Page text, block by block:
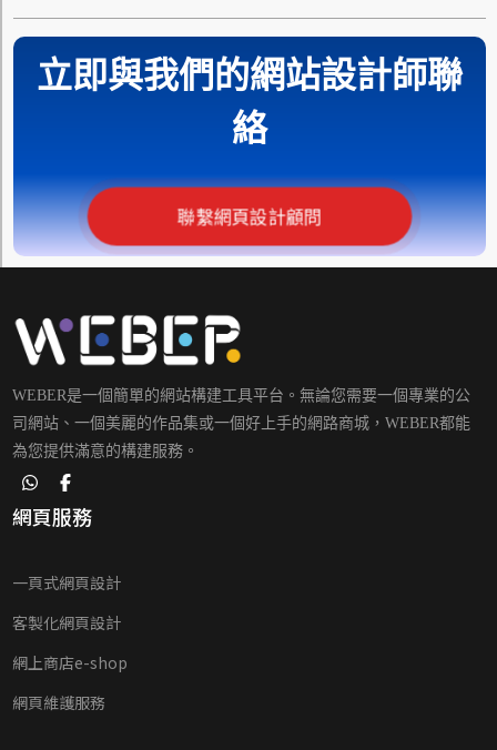
立即與我們的網站設計師聯
絡
聯繫網頁設計顧問
WEBER是一個簡單的網站構建工具平台。無論您需要一個專業的公
司網站、一個美麗的作品集或一個好上手的網路商城，WEBER都能
為您提供滿意的構建服務。
網頁服務
一頁式網頁設計
客製化網頁設計
網上商店e-shop
網頁維護服務